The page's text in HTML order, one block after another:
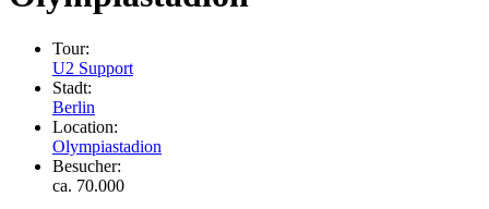
Tour:
U2 Support
Stadt:
Berlin
Location:
Olympiastadion
Besucher:
ca. 70.000